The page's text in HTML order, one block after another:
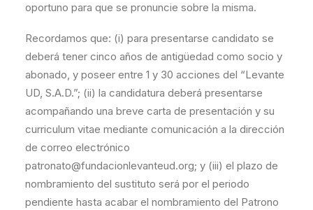
oportuno para que se pronuncie sobre la misma.
Recordamos que: (i) para presentarse candidato se
deberá tener cinco años de antigüedad como socio y
abonado, y poseer entre 1 y 30 acciones del “Levante
UD, S.A.D.”; (ii) la candidatura deberá presentarse
acompañando una breve carta de presentación y su
curriculum vitae mediante comunicación a la dirección
de correo electrónico
patronato@fundacionlevanteud.org; y (iii) el plazo de
nombramiento del sustituto será por el periodo
pendiente hasta acabar el nombramiento del Patrono